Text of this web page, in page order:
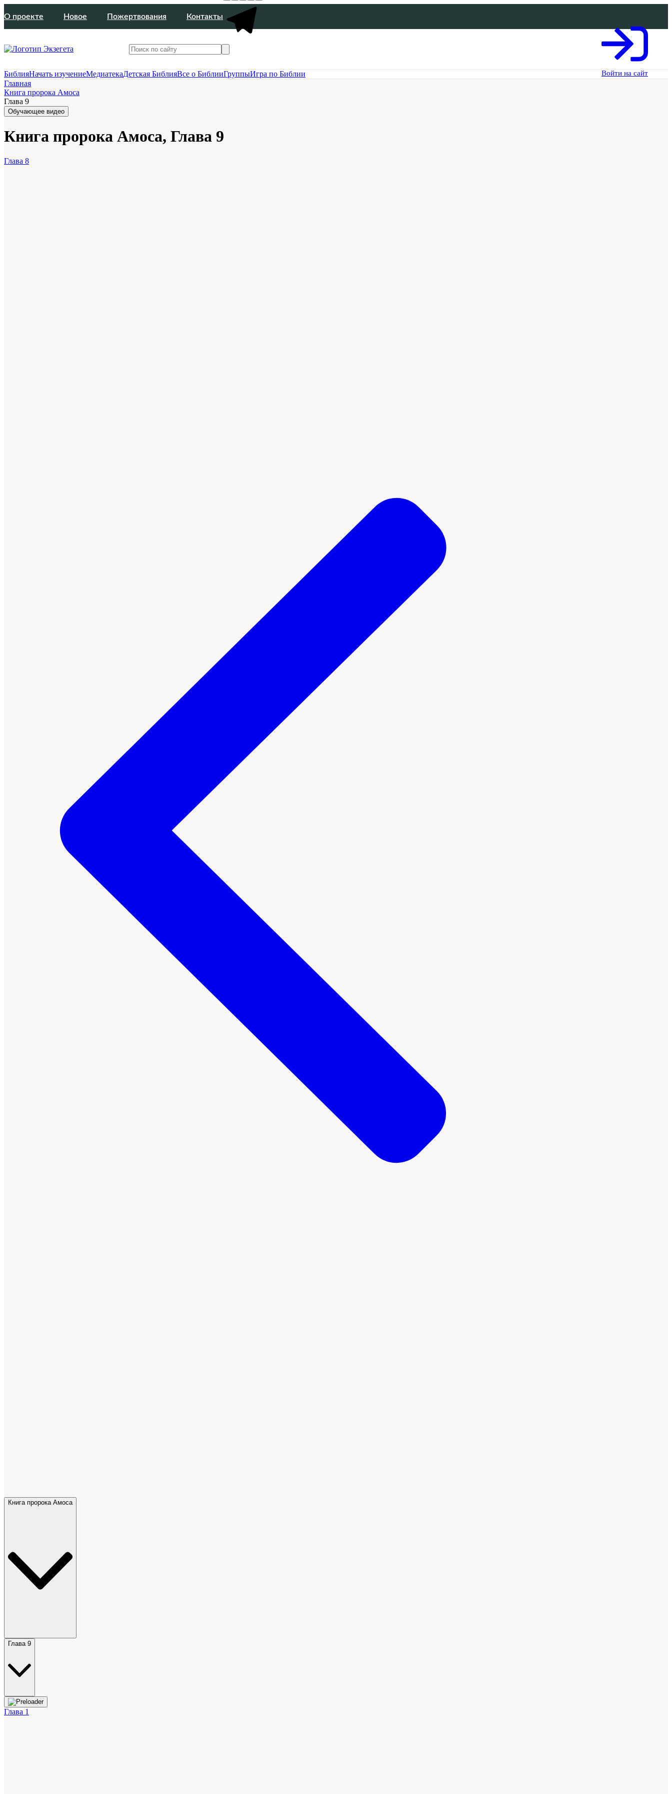
О проекте Новое Пожертвования Контакты
Войти на сайт
БиблияНачать изучениеМедиатекаДетская БиблияВсе о БиблииГруппыИгра по Библии
Главная
Книга пророка Амоса
Глава 9
Обучающее видео
Книга пророка Амоса, Глава 9
Глава 8
Книга пророка Амоса
Глава 9
Глава 1